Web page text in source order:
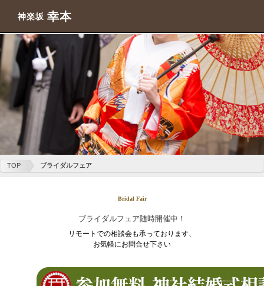
神楽坂 幸本
TOP ブライダルフェア
Bridal Fair
ブライダルフェア随時開催中！
リモートでの相談会も承っております、
お気軽にお問合せ下さい